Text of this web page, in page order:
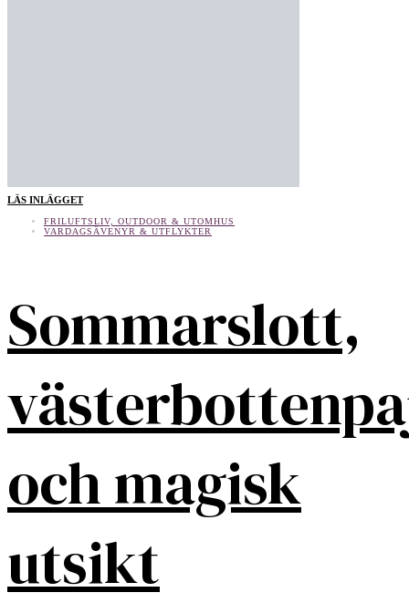
LÄS INLÄGGET
FRILUFTSLIV, OUTDOOR & UTOMHUS
VARDAGSÄVENYR & UTFLYKTER
Sommarslott,
och magisk
utsikt